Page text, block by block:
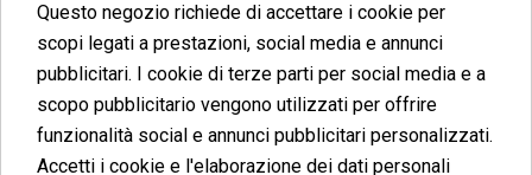
magnetica per la vostra coltivazione di cannabis
Scegliere una lampada a induzione magnetica per la vostra
coltivazione può voler dire, sceglie di risparmiare in maniera
energia elettrica, oltre ad utilizzare
Questo negozio richiede di accettare i cookie per
scopi legati a prestazioni, social media e annunci
pubblicitari. I cookie di terze parti per social media e a
scopo pubblicitario vengono utilizzati per offrire
funzionalità social e annunci pubblicitari personalizzati.
Accetti i cookie e l'elaborazione dei dati personali